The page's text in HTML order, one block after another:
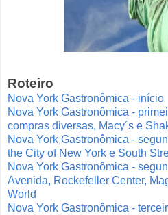
Roteiro
Nova York Gastronômica - início
Nova York Gastronômica -
compras diversas, Macy´s e
Nova York Gastronômica -
the City of New York e South
Nova York Gastronômica -
Avenida, Rockefeller Center,
World
Nova York Gastronômica -